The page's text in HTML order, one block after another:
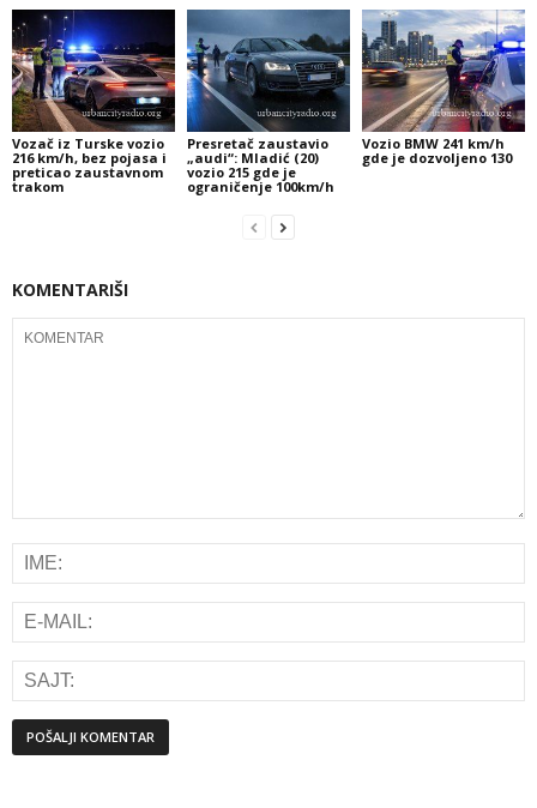
Vozač iz Turske vozio
216 km/h, bez pojasa i
preticao zaustavnom
trakom
Presretač zaustavio
„audi“: Mladić (20)
vozio 215 gde je
ograničenje 100km/h
Vozio BMW 241 km/h
gde je dozvoljeno 130
KOMENTARIŠI